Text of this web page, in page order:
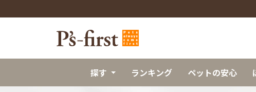
探す ランキング ペットの安心